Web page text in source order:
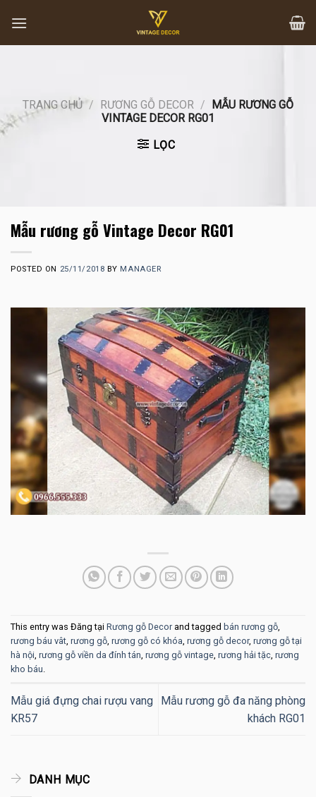
content
TRANG CHỦ / RƯƠNG GỖ DECOR / MẪU RƯƠNG GỖ
VINTAGE DECOR RG01
LỌC
Mẫu rương gỗ Vintage Decor RG01
POSTED ON 25/11/2018 BY MANAGER
This entry was Đăng tại Rương gỗ Decor and tagged bán rương gỗ,
rương báu vât, rương gỗ, rương gỗ có khóa, rương gỗ decor, rương gỗ tại
hà nội, rương gỗ viền da đính tán, rương gỗ vintage, rương hải tặc, rương
kho báu.
Mẫu giá đựng chai rượu vang
KR57
Mẫu rương gỗ đa năng phòng
khách RG01
DANH MỤC